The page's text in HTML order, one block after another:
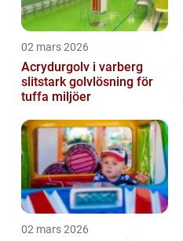
02 mars 2026
Acrydurgolv i varberg
slitstark golvlösning för
tuffa miljöer
02 mars 2026